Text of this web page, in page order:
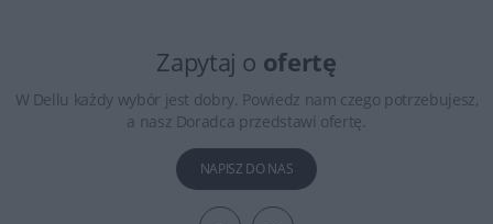
Zapytaj o ofertę
W Dellu każdy wybór jest dobry. Powiedz nam czego potrzebujesz,
a nasz Doradca przedstawi ofertę.
NAPISZ DO NAS